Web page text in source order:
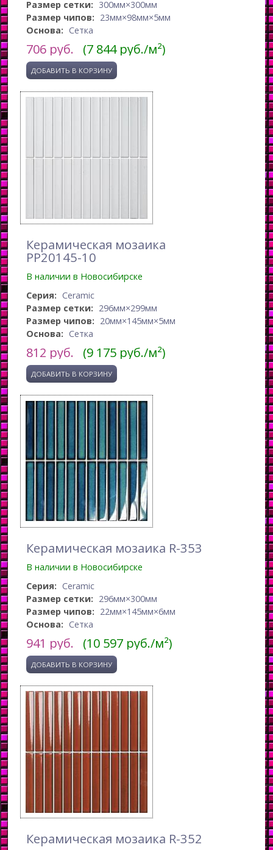
Размер сетки: 300мм×300мм
Размер чипов: 23мм×98мм×5мм
Основа: Сетка
706 руб. (7 844 руб./м²)
Керамическая мозаика
PP20145-10
В наличии в Новосибирске
Серия: Ceramic
Размер сетки: 296мм×299мм
Размер чипов: 20мм×145мм×5мм
Основа: Сетка
812 руб. (9 175 руб./м²)
Керамическая мозаика R-353
В наличии в Новосибирске
Серия: Ceramic
Размер сетки: 296мм×300мм
Размер чипов: 22мм×145мм×6мм
Основа: Сетка
941 руб. (10 597 руб./м²)
Керамическая мозаика R-352